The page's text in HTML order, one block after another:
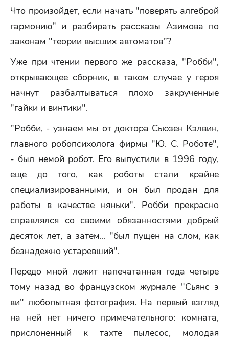
Что произойдет, если начать "поверять алгеброй
гармонию" и разбирать рассказы Азимова по
законам "теории высших автоматов"?
Уже при чтении первого же рассказа, "Робби",
открывающее сборник, в таком случае у героя
начнут разбалтываться плохо закрученные
"гайки и винтики".
"Робби, - узнаем мы от доктора Сьюзен Кэлвин,
главного робопсихолога фирмы "Ю. С. Роботе",
- был немой робот. Его выпустили в 1996 году,
еще до того, как роботы стали крайне
специализированными, и он был продан для
работы в качестве няньки". Робби прекрасно
справлялся со своими обязанностями добрый
десяток лет, а затем... "был пущен на слом, как
безнадежно устаревший".
Передо мной лежит напечатанная года четыре
тому назад во французском журнале "Сьянс э
ви" любопытная фотография. На первый взгляд
на ней нет ничего примечательного: комната,
прислоненный к тахте пылесос, молодая